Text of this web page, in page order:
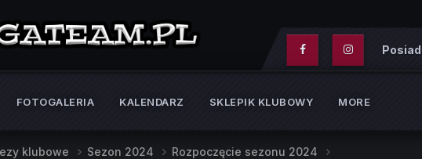
FOTOGALERIA KALENDARZ SKLEPIK KLUBOWY MORE
klubowe Sezon 2024
Rozpoczęcie sezonu 2024